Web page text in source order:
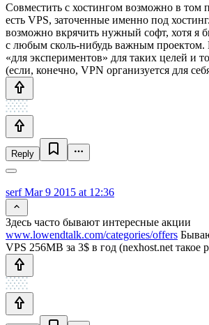
Совместить с хостингом возможно в том
есть VPS, заточенные именно под
возможно вкрячить нужный софт, хотя я
с любым сколь-нибудь важным
«для экспериментов» для таких целей и
(если, конечно, VPN организуется для
Reply
serfMar 9 2015 at 12:36
Здесь часто бывают интересные акции
www.lowendtalk.com/categories/offers
VPS 256MB за 3$ в год (nexhost.net такое